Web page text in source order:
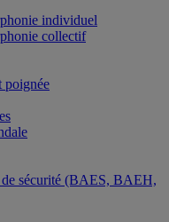
individuel
collectif
poignée
sécurité (BAES, BAEH,